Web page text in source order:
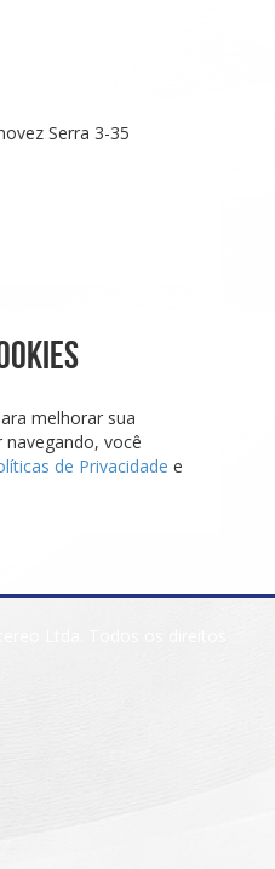
Serra 3-35
melhorar sua
navegando, você
de Privacidade e